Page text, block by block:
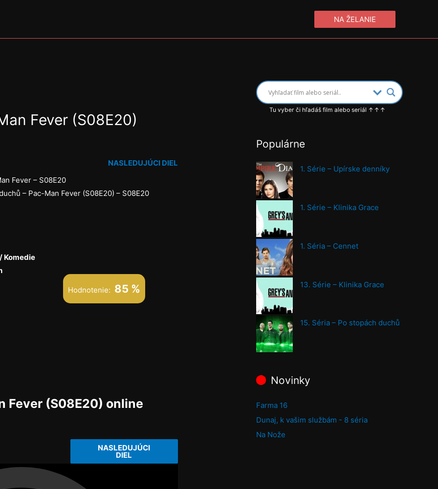
NA ŽELANIE
Fever (S08E20)
NASLEDUJÚCI DIEL
Fever – S08E20
– Pac-Man Fever (S08E20) – S08E20
Hodnotenie: 85 %
Komedie
Fever (S08E20) online
NASLEDUJÚCI
DIEL
Tu vyber či hľadáš film alebo seriál ↑↑↑
Populárne
1. Série – Upírske denníky
1. Série – Klinika Grace
1. Séria – Cennet
13. Série – Klinika Grace
15. Séria – Po stopách duchů
Novinky
Farma 16
Dunaj, k vašim službám - 8 séria
Na Nože